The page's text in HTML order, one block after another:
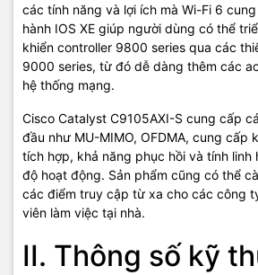
các tính năng và lợi ích mà Wi-Fi 6
hành IOS XE giúp người dùng có thể
khiển controller 9800 series qua các
9000 series, từ đó dễ dàng thêm các
hệ thống mạng.
Cisco Catalyst C9105AXI-S cung cấp
đầu như MU-MIMO, OFDMA, cung cấp
tích hợp, khả năng phục hồi và tính linh
độ hoạt động. Sản phẩm cũng có thể
các điểm truy cập từ xa cho các công
viên làm việc tại nhà.
II. Thông số kỹ